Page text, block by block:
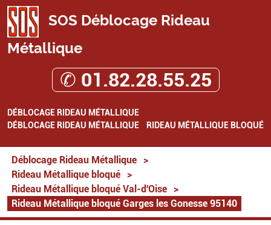
SOS Déblocage Rideau
Métallique
✆ 01.82.28.55.25
DÉBLOCAGE RIDEAU MÉTALLIQUE
DÉBLOCAGE RIDEAU MÉTALLIQUE
RIDEAU MÉTALLIQUE BLOQUÉ
Déblocage Rideau Métallique
>
Rideau Métallique bloqué
>
Rideau Métallique bloqué Val-d'Oise
>
Rideau Métallique bloqué Garges les Gonesse 95140